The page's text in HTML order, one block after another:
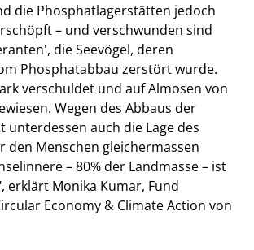
die Phosphatlagerstätten jedoch
– und verschwunden sind
die Seevögel, deren
Phosphatabbau zerstört wurde.
verschuldet und auf Almosen von
Wegen des Abbaus der
unterdessen auch die Lage des
den Menschen gleichermassen
– 80% der Landmasse – ist
erklärt Monika Kumar, Fund
Economy & Climate Action von